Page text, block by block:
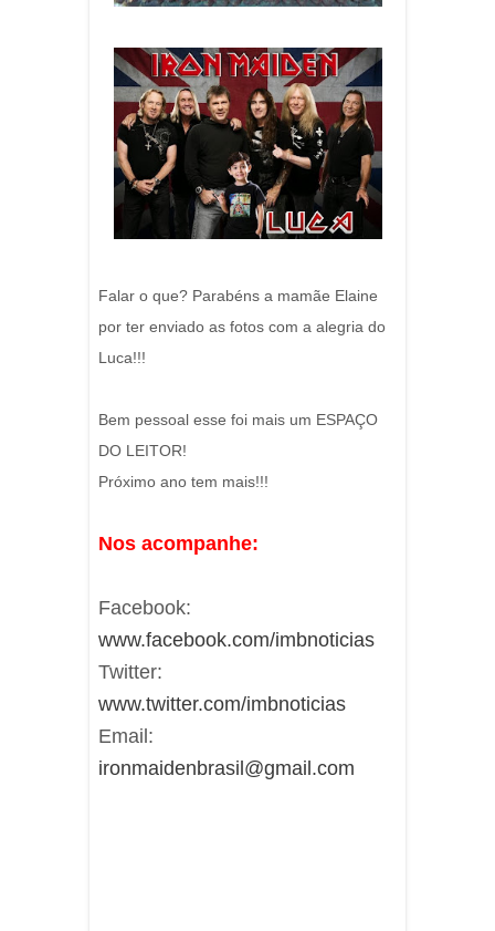
Falar o que? Parabéns a mamãe Elaine
por ter enviado as fotos com a alegria do
Luca!!!
Bem pessoal esse foi mais um ESPAÇO
DO LEITOR!
Próximo ano tem mais!!!
Nos acompanhe:
Facebook:
www.facebook.com/imbnoticias
Twitter:
www.twitter.com/imbnoticias
Email:
ironmaidenbrasil@gmail.com